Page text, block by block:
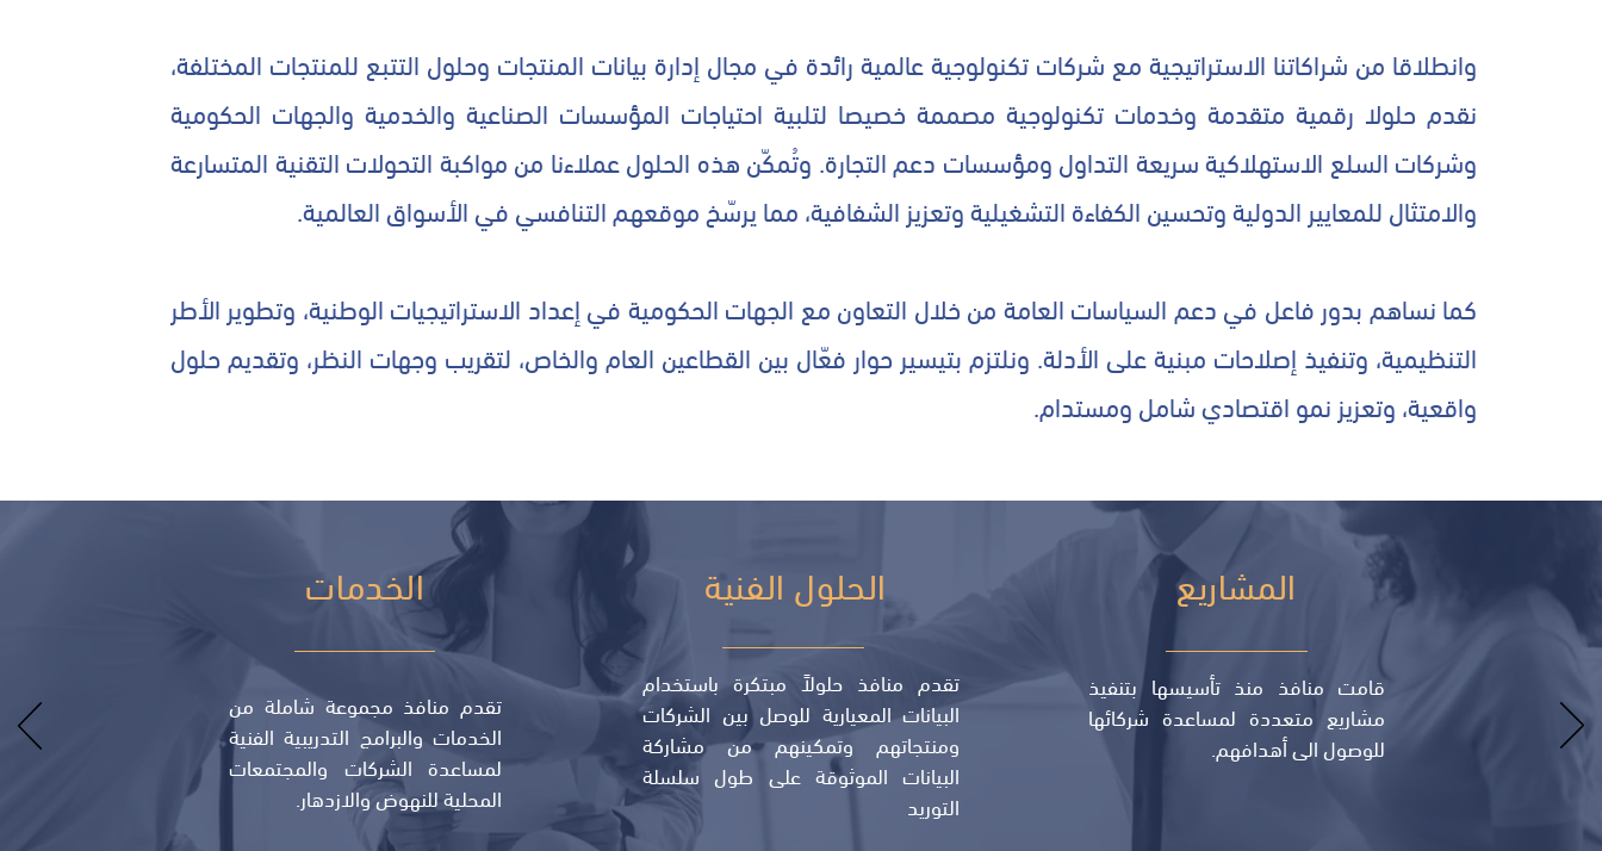
وانطلاقا من شراكاتنا الاستراتيجية مع شركات تكنولوجية عالمية رائدة في مجال إدارة بيانات المنتجات وحلول التتبع للمنتجات المختلفة،
نقدم حلولا رقمية متقدمة وخدمات تكنولوجية مصممة خصيصا لتلبية احتياجات المؤسسات الصناعية والخدمية والجهات الحكومية
وشركات السلع الاستهلاكية سريعة التداول ومؤسسات دعم التجارة. وتُمكّن هذه الحلول عملاءنا من مواكبة التحولات التقنية المتسارعة
والامتثال للمعايير الدولية وتحسين الكفاءة التشغيلية وتعزيز الشفافية، مما يرسّخ موقعهم التنافسي في الأسواق العالمية.
كما نساهم بدور فاعل في دعم السياسات العامة من خلال التعاون مع الجهات الحكومية في إعداد الاستراتيجيات الوطنية، وتطوير الأطر
التنظيمية، وتنفيذ إصلاحات مبنية على الأدلة. ونلتزم بتيسير حوار فعّال بين القطاعين العام والخاص، لتقريب وجهات النظر، وتقديم حلول
واقعية، وتعزيز نمو اقتصادي شامل ومستدام.
الخدمات
تقدم منافذ مجموعة شاملة من
الخدمات والبرامج التدريبية الفنية
لمساعدة الشركات والمجتمعات
المحلية للنهوض والازدهار.
تقدم منافذ حلولاً مبتكرة باستخدام
البيانات المعيارية للوصل بين الشركات
ومنتجاتهم وتمكينهم من مشاركة
البيانات الموثوقة على طول سلسلة
التوريد
المشاريع
قامت منافذ منذ تأسيسها بتنفيذ
مشاريع متعددة لمساعدة شركائها
للوصول الى أهدافهم.